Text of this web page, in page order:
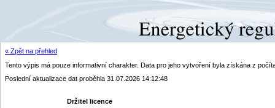
« Zpět na přehled
Tento výpis má pouze informativní charakter. Data pro jeho vytvoření byla získána z
Poslední aktualizace dat proběhla 31.07.2026 14:12:48
Držitel licence